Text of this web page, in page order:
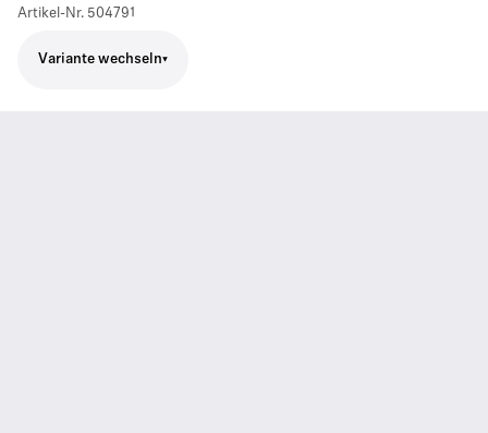
Artikel-Nr. 504791
Variante wechseln